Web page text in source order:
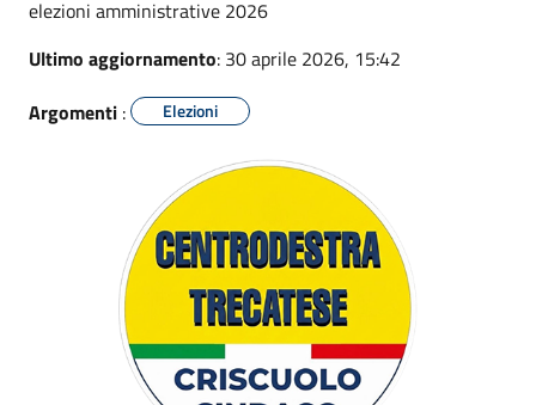
elezioni amministrative 2026
Ultimo aggiornamento: 30 aprile 2026, 15:42
Argomenti : Elezioni